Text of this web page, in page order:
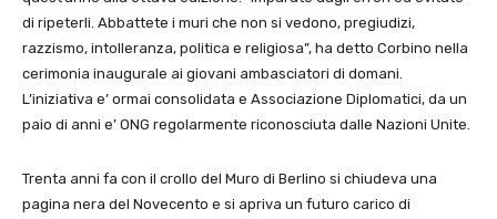
di ripeterli. Abbattete i muri che non si vedono, pregiudizi,
razzismo, intolleranza, politica e religiosa”, ha detto Corbino nella
cerimonia inaugurale ai giovani ambasciatori di domani.
L’iniziativa e’ ormai consolidata e Associazione Diplomatici, da un
paio di anni e’ ONG regolarmente riconosciuta dalle Nazioni Unite.
Trenta anni fa con il crollo del Muro di Berlino si chiudeva una
pagina nera del Novecento e si apriva un futuro carico di